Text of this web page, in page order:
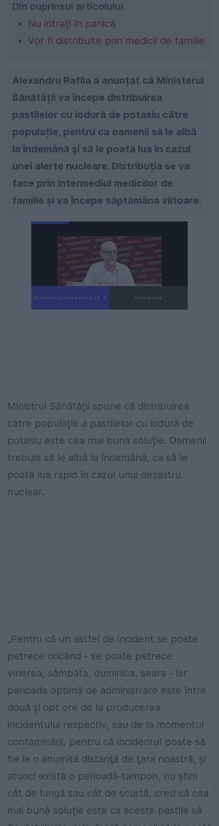
Din cuprinsul articolului
Nu intrați în panică
Vor fi distribuite prin medicii de familie
Alexandru Rafila a anunțat că Ministerul
Sănătății va începe distribuirea
pastilelor cu iodură de potasiu către
populație, pentru ca oamenii să le aibă
la îndemână și să le poată lua în cazul
unei alerte nucleare. Distribuția se va
face prin intermediul medicilor de
familie și va începe săptămâna viitoare.
Următorul videoclip în 4 Anulează
Ministrul Sănătății spune că distribuirea
către populație a pastilelor cu iodură de
potasiu este cea mai bună soluție. Oamenii
trebuie să le aibă la îndemână, ca să le
poată lua rapid în cazul unui dezastru
nuclear.
„Pentru că un astfel de incident se poate
petrece oricând - se poate petrece
vinerea, sâmbăta, duminica, seara - iar
perioada optimă de administrare este între
două şi opt ore de la producerea
incidentului respectiv, sau de la momentul
contaminării, pentru că incidentul poate să
fie la o anumită distanţă de ţara noastră, şi
atunci există o perioadă-tampon, nu ştim
cât de lungă sau cât de scurtă, cred că cea
mai bună soluţie este ca aceste pastile să